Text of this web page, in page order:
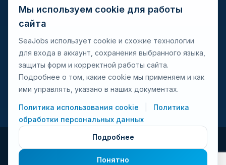
Поиск кандидатов
Для моряков
Поиск вакансий
Просмотр компаний
© 2026 Seajobs.ru Все права защищены.
Политика конфиденциальности
Мы используем cookie для работы
сайта
SeaJobs использует cookie и схожие технологии
для входа в аккаунт, сохранения выбранного языка,
защиты форм и корректной работы сайта.
Подробнее о том, какие cookie мы применяем и как
ими управлять, указано в наших документах.
Политика использования cookie
Политика
обработки персональных данных
Подробнее
Понятно